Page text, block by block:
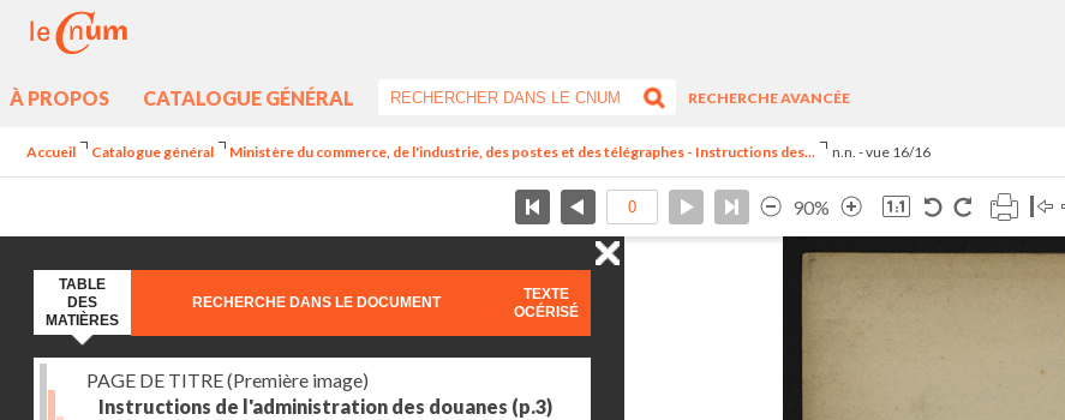
À PROPOS CATALOGUE GÉNÉRAL
RECHERCHE AVANCÉE
Accueil Catalogue général Ministère du commerce, de l'industrie, des postes et des télégraphes - Instructions des... n.n. - vue 16/16
90%
TABLE
DES
MATIÈRES
RECHERCHE DANS LE DOCUMENT
TEXTE
OCÉRISÉ
PAGE DE TITRE (Première image)
Instructions de l'administration des douanes (p.3)